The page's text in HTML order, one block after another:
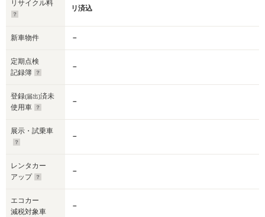
リサイクル料
リ済込
新車物件 －
定期点検
記録簿
－
登録(届出)済未
使用車
－
展示・試乗車
－
レンタカー
アップ
－
エコカー
減税対象車
－